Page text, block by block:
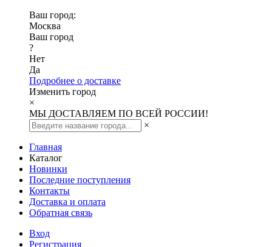
Ваш город:
Москва
Ваш город
?
Нет
Да
Подробнее о доставке
Изменить город
×
МЫ ДОСТАВЛЯЕМ ПО ВСЕЙ РОССИИ!
×
Главная
Каталог
Новинки
Последние поступления
Контакты
Доставка и оплата
Обратная связь
Вход
Регистрация